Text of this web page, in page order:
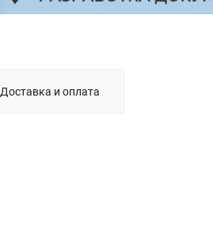
Доставка и оплата